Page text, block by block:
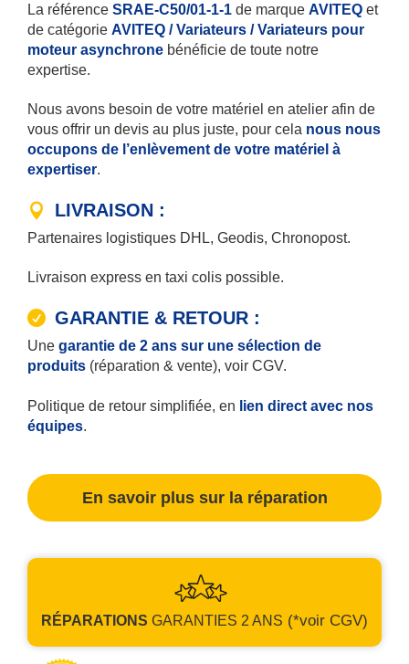
La référence SRAE-C50/01-1-1 de marque AVITEQ et
de catégorie AVITEQ / Variateurs / Variateurs pour
moteur asynchrone bénéficie de toute notre
expertise.
Nous avons besoin de votre matériel en atelier afin de
vous offrir un devis au plus juste, pour cela nous nous
occupons de l’enlèvement de votre matériel à
expertiser.
LIVRAISON :
Partenaires logistiques DHL, Geodis, Chronopost.
Livraison express en taxi colis possible.
GARANTIE & RETOUR :
Une garantie de 2 ans sur une sélection de
produits (réparation & vente), voir CGV.
Politique de retour simplifiée, en lien direct avec nos
équipes.
En savoir plus sur la réparation
RÉPARATIONS GARANTIES 2 ANS (*voir CGV)